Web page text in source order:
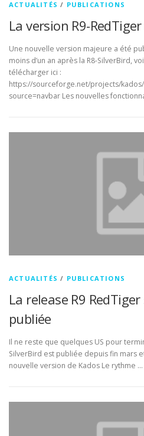
ACTUALITÉS / PUBLICATIONS
La version R9-
Une nouvelle version majeure a été
moins d’un an après la R8-SilverBird,
télécharger ici :
https://sourceforge.net/projects/
source=navbar Les nouvelles
ACTUALITÉS / PUBLICATIONS
La release R9
publiée
Il ne reste que quelques US pour
SilverBird est publiée depuis fin mars
nouvelle version de Kados Le rythme …